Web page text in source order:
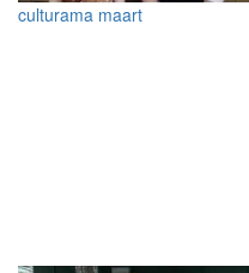
culturama maart